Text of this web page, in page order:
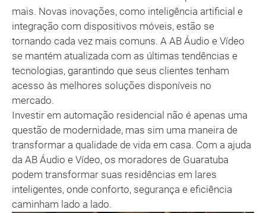
mais. Novas inovações, como inteligência artificial e
integração com dispositivos móveis, estão se
tornando cada vez mais comuns. A AB Áudio e Vídeo
se mantém atualizada com as últimas tendências e
tecnologias, garantindo que seus clientes tenham
acesso às melhores soluções disponíveis no
mercado.
Investir em automação residencial não é apenas uma
questão de modernidade, mas sim uma maneira de
transformar a qualidade de vida em casa. Com a ajuda
da AB Áudio e Vídeo, os moradores de Guaratuba
podem transformar suas residências em lares
inteligentes, onde conforto, segurança e eficiência
caminham lado a lado.